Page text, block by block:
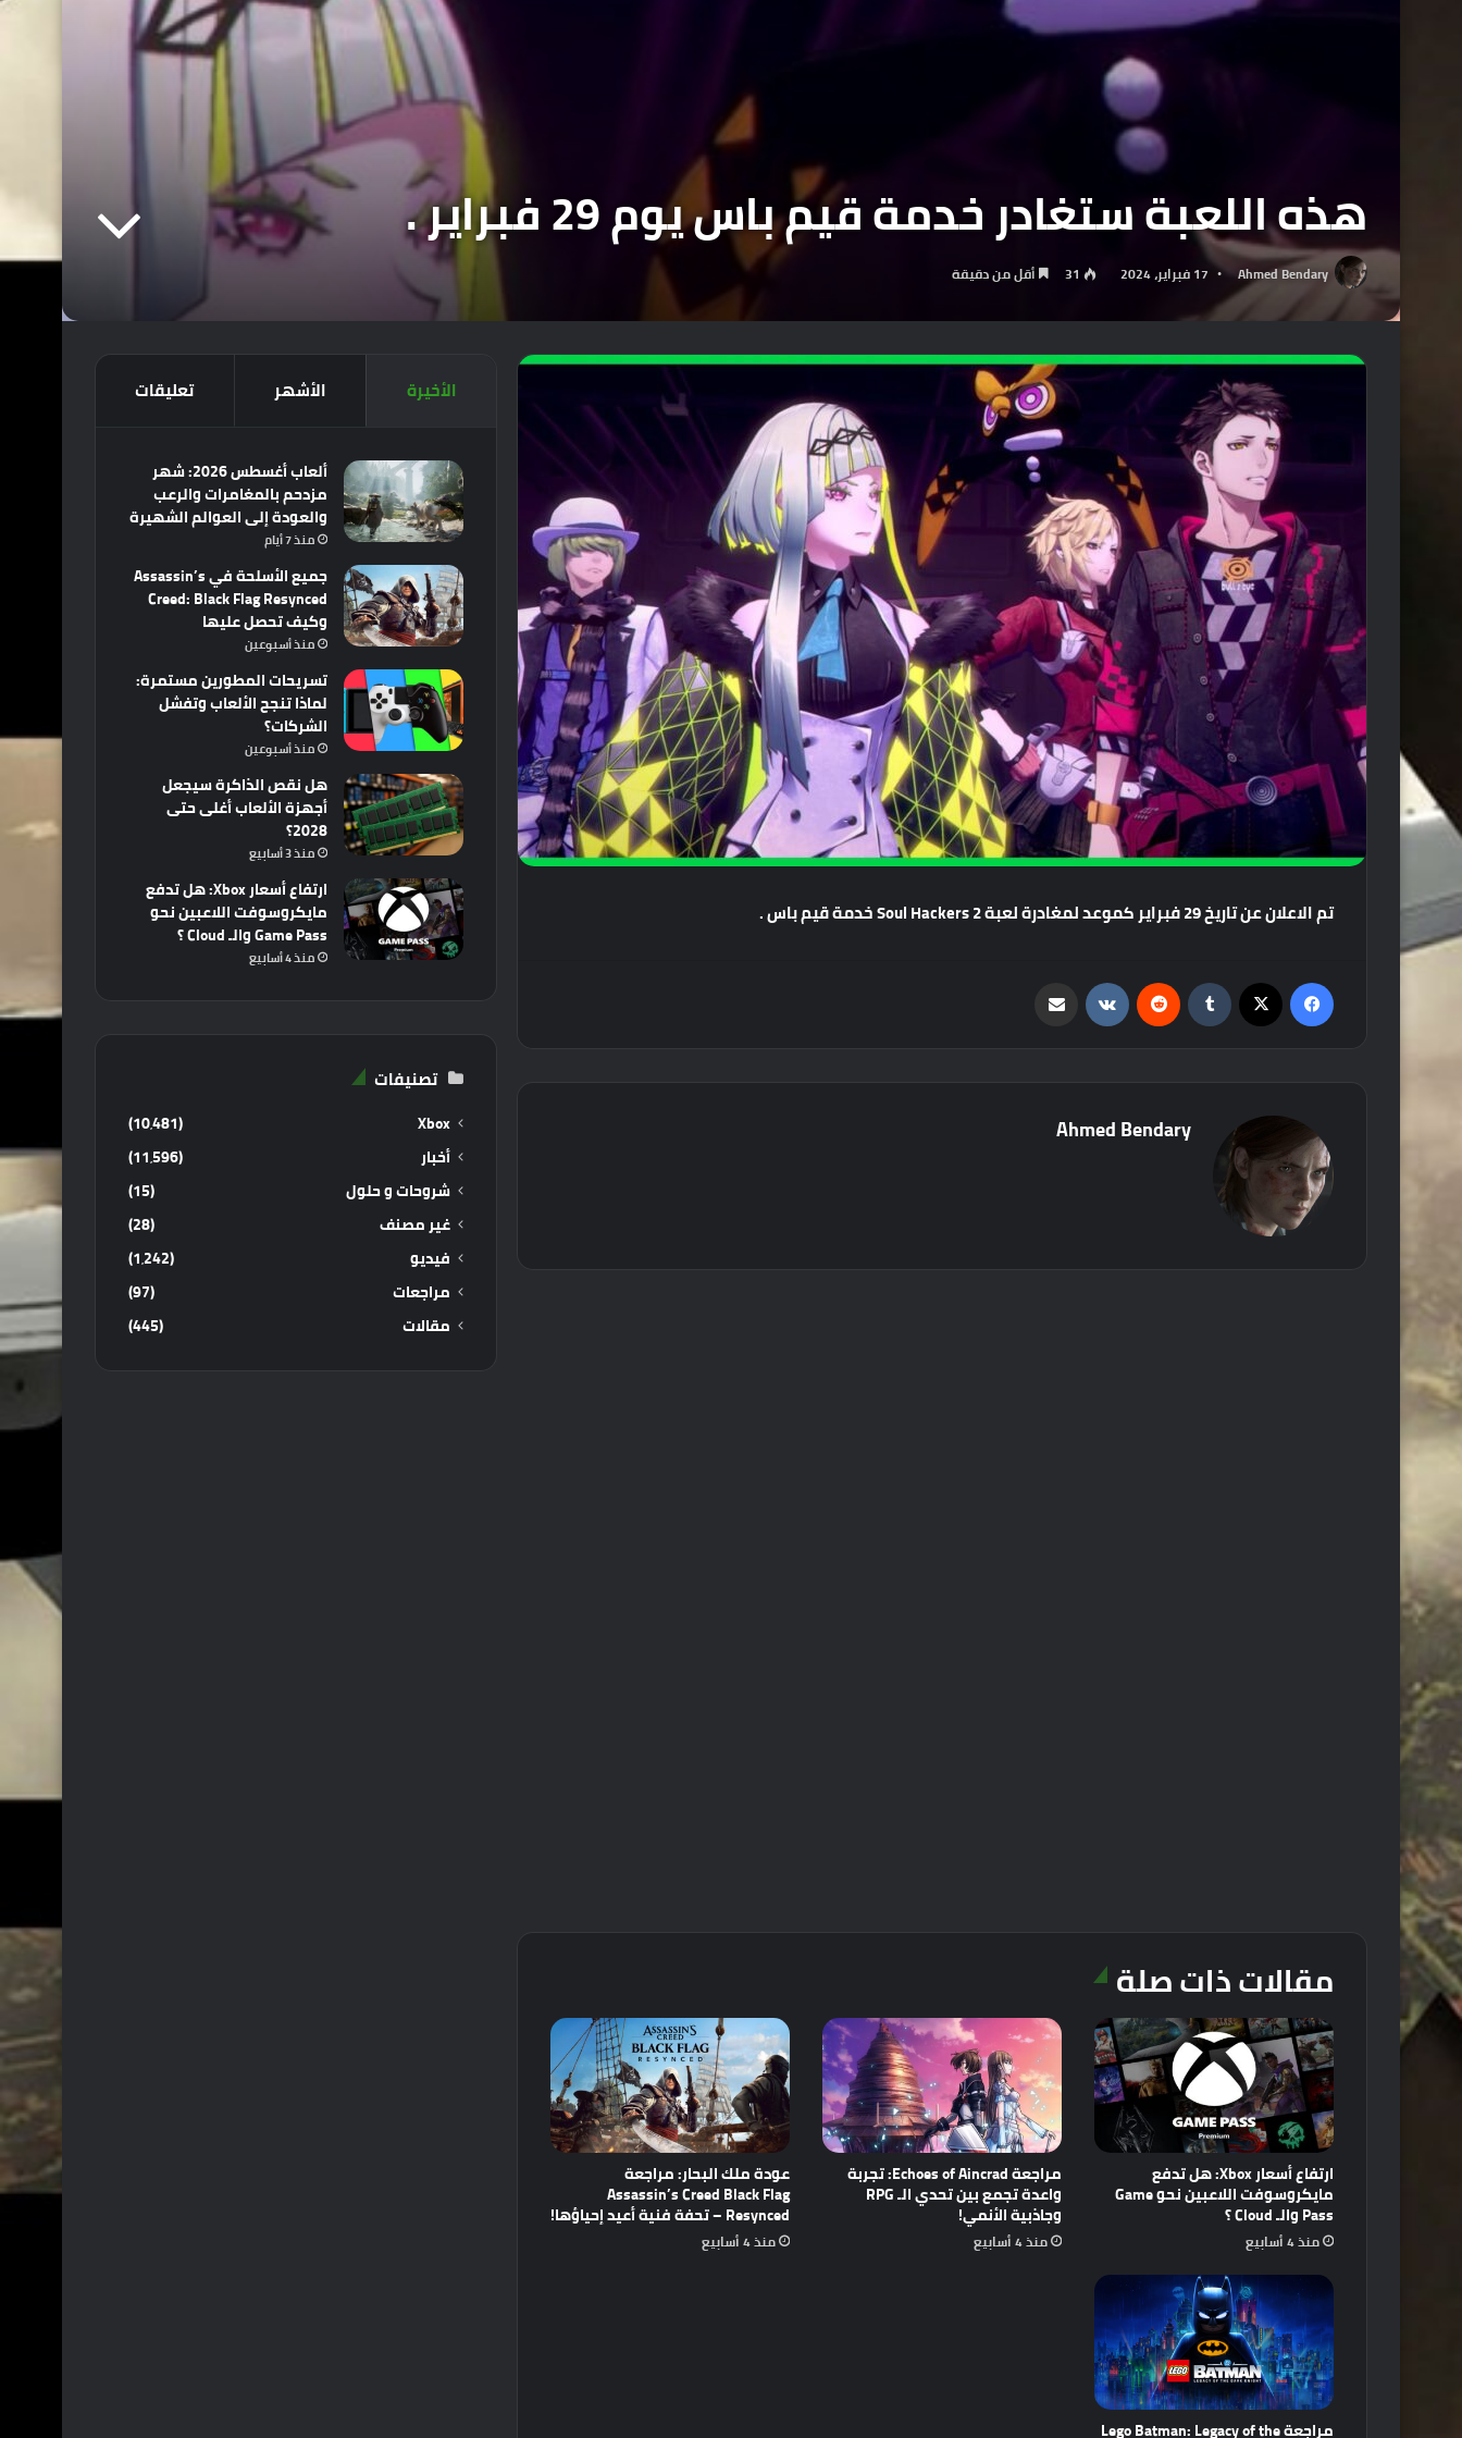
هذه اللعبة ستغادر خدمة قيم باس يوم 29 فبراير .
Ahmed Bendary 17 فبراير، 2024 31 أقل من دقيقة
تمالاعلانعنتاريخ فبرايركموعدلمغادرةلعبة خدمةقيمباس.
Ahmed Bendary
مقالات ذات صلة
ارتفاع أسعار Xbox: هل تدفع
مايكروسوفت اللاعبين نحو Game
Pass والـ Cloud ؟
منذ 4 أسابيع
مراجعة Echoes of Aincrad: تجربة
واعدة تجمع بين تحدي الـ RPG
وجاذبية الأنمي!
منذ 4 أسابيع
عودة ملك البحار: مراجعة
Assassin’s Creed Black Flag
Resynced – تحفة فنية أعيد إحياؤها!
منذ 4 أسابيع
مراجعة Lego Batman: Legacy of the
الأخيرة الأشهر تعليقات
ألعاب أغسطس 2026: شهر
مزدحم بالمغامرات والرعب
والعودة إلى العوالم الشهيرة
منذ 7 أيام
جميع الأسلحة في Assassin’s
Creed: Black Flag Resynced
وكيف تحصل عليها
منذ أسبوعين
تسريحات المطورين مستمرة:
لماذا تنجح الألعاب وتفشل
الشركات؟
منذ أسبوعين
هل نقص الذاكرة سيجعل
أجهزة الألعاب أغلى حتى
2028؟
منذ 3 أسابيع
ارتفاع أسعار Xbox: هل تدفع
مايكروسوفت اللاعبين نحو
Game Pass والـ Cloud ؟
منذ 4 أسابيع
تصنيفات
Xbox
(10٬481)
أخبار
(11٬596)
شروحات و حلول
(15)
غير مصنف
(28)
فيديو
(1٬242)
مراجعات
(97)
مقالات
(445)